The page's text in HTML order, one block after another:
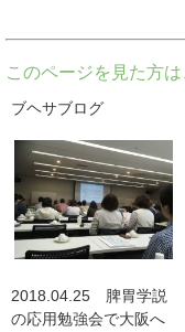
このページを見た方
ブヘサブログ
2018.04.25 脾胃学説
の応用勉強会で大阪へ